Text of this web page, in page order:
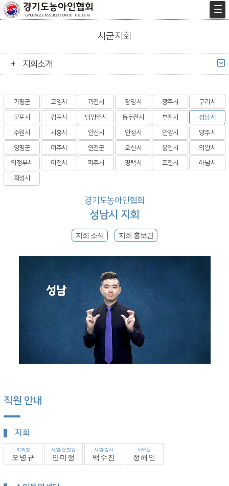
시군지회
지회소개
가평군 고양시 과천시 광명시 광주시 구리시
군포시 김포시 남양주시 동두천시 부천시 성남시
수원시 시흥시 안산시 안성시 안양시 양주시
양평군 여주시 연천군 오산시 용인시 의왕시
의정부시 이천시 파주시 평택시 포천시 하남시
화성시
경기도농아인협회
성남시 지회
지회 소식 지회 홍보관
직원 안내
지회
지회장
오병규
사원/운전원
안미정
사원/강사
백수진
사무원
정해인